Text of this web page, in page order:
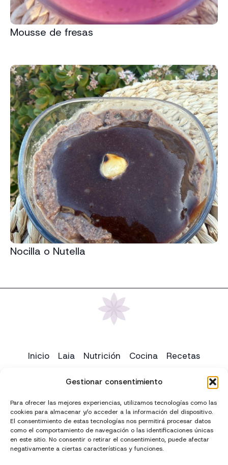
Gestionar consentimiento
Para ofrecer las mejores experiencias, utilizamos tecnologías como las
cookies para almacenar y/o acceder a la información del dispositivo.
El consentimiento de estas tecnologías nos permitirá procesar datos
como el comportamiento de navegación o las identificaciones únicas
en este sitio. No consentir o retirar el consentimiento, puede afectar
negativamente a ciertas características y funciones.
Mousse de fresas
Nocilla o Nutella
Inicio Laia Nutrición Cocina Recetas
Yoga Contacto